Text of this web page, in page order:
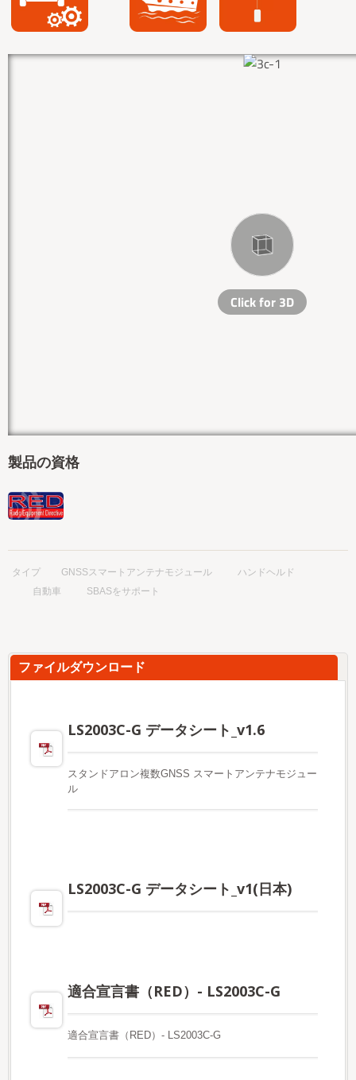
製品の資格
タイプ GNSSスマートアンテナモジュール
ハンドヘルド
自動車
SBASをサポート
ファイルダウンロード
LS2003C-G データシート_v1.6
スタンドアロン複数GNSS スマートアンテナモジュー
ル
LS2003C-G データシート_v1(日本)
適合宣言書（RED）- LS2003C-G
適合宣言書（RED）- LS2003C-G